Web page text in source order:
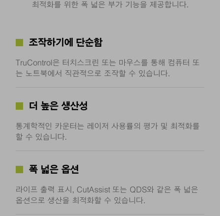
최적화를 위한 폭 넓은 부가 기능을 제공합니다.
조작하기에 단순함
TruControl은 터치스크린 또는 마우스를 통해 컴퓨터 또
는 노트북에서 직관적으로 조작할 수 있습니다.
더 높은 생산성
통계학적인 카운터는 레이저 사용률의 평가 및 최적화를
할 수 있습니다.
폭 넓은 옵션
라이프 출력 표시, CutAssist 또는 QDS와 같은 폭 넓은
옵션으로 생산을 최적화할 수 있습니다.